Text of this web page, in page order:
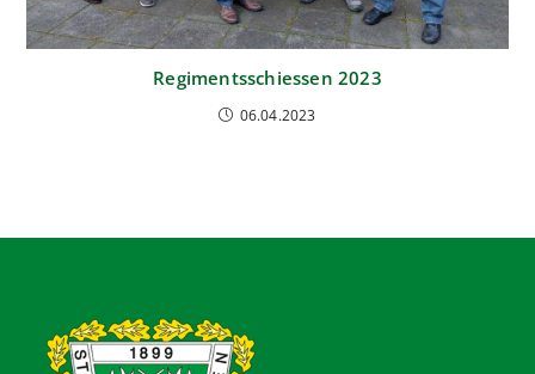
Regimentsschiessen 2023
06.04.2023